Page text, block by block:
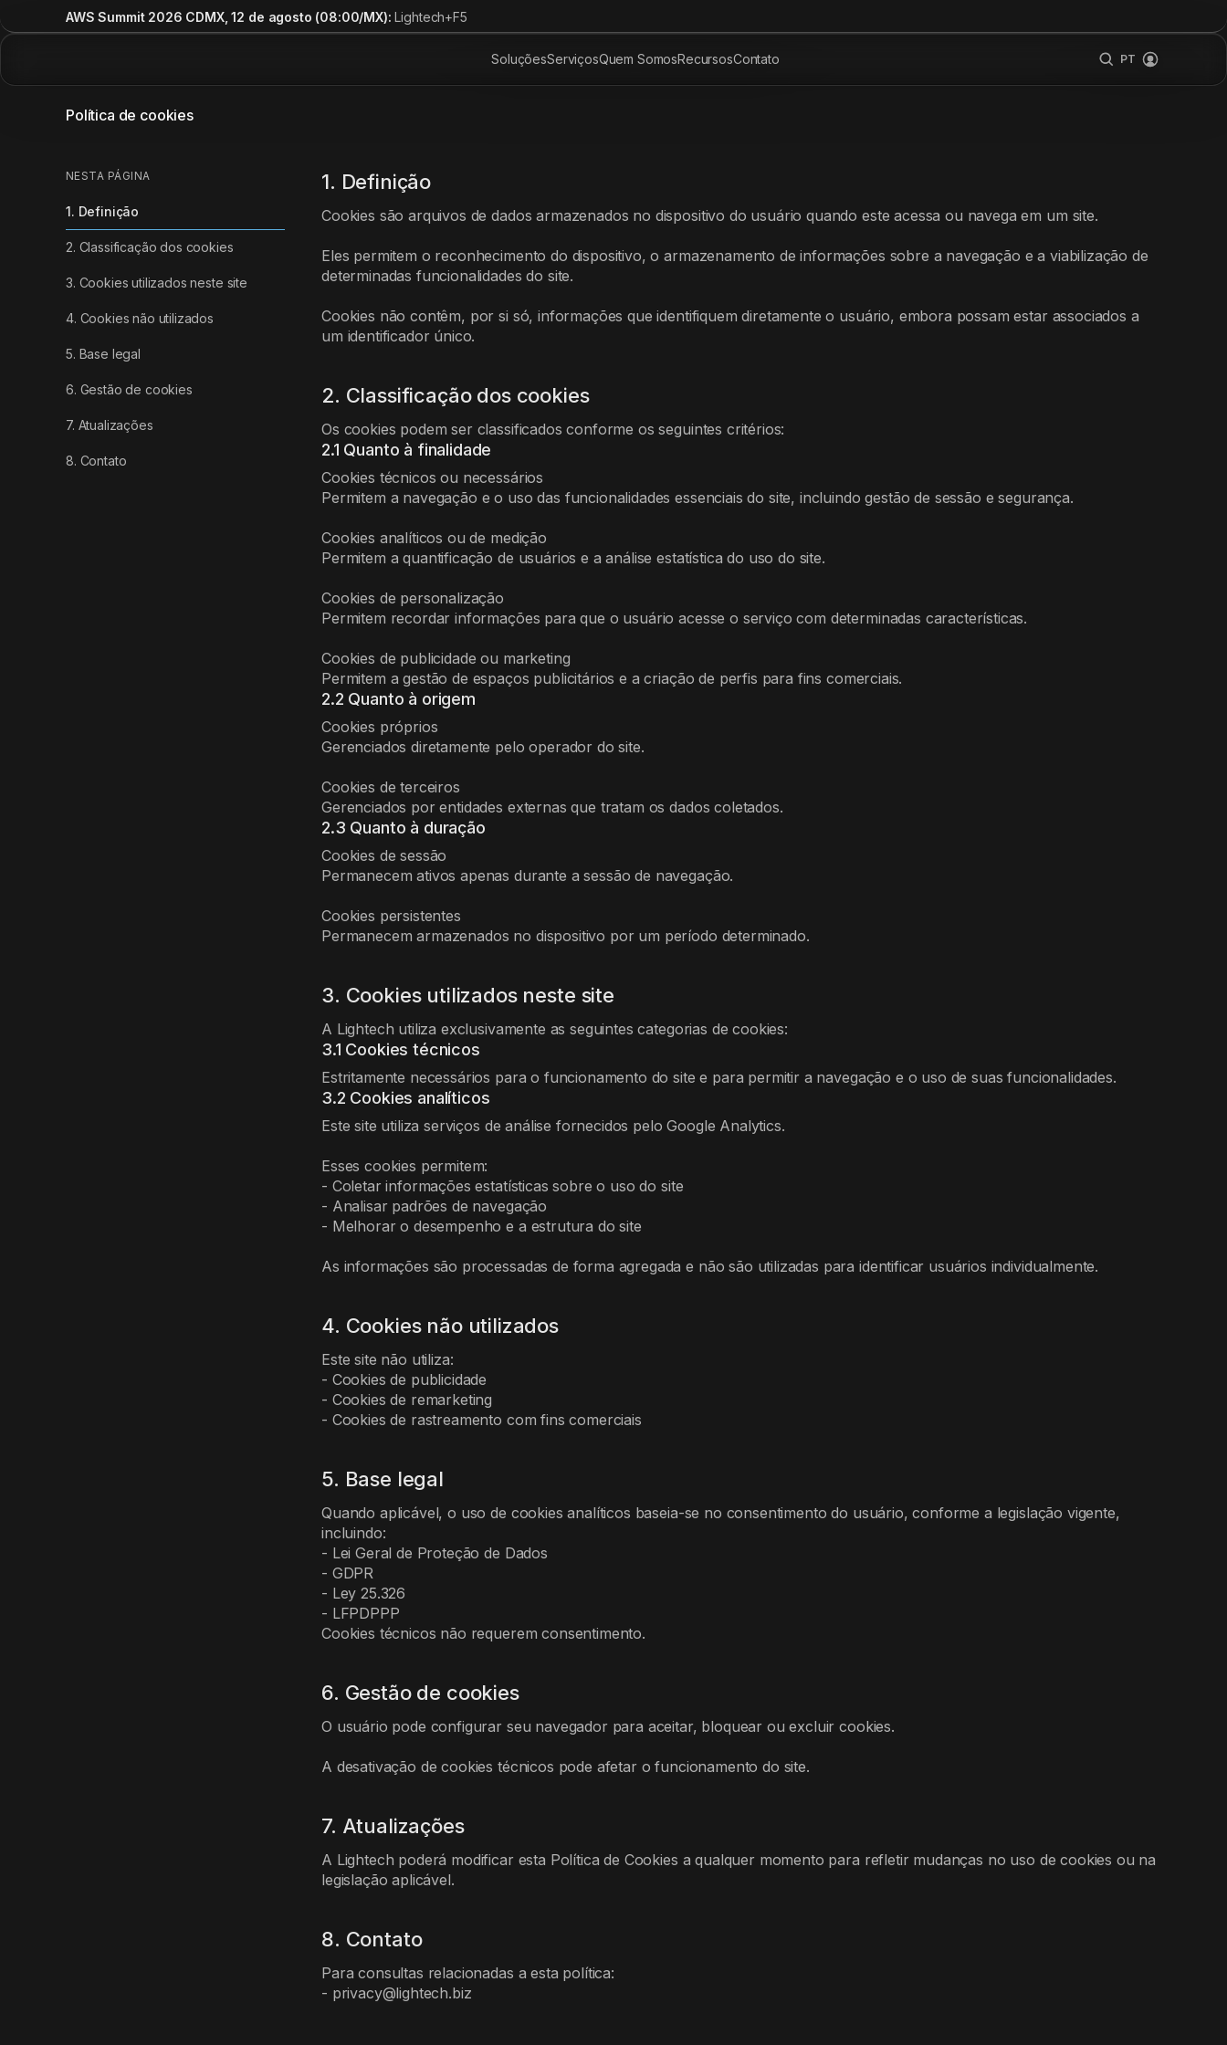
AWS Summit 2026 CDMX, 12 de agosto (08:00/MX): Lightech+F5
SoluçõesServiçosQuem SomosRecursosContato PT
Política de cookies
NESTA PÁGINA
1. Definição
2. Classificação dos cookies
3. Cookies utilizados neste site
4. Cookies não utilizados
5. Base legal
6. Gestão de cookies
7. Atualizações
8. Contato
1. Definição
Cookies são arquivos de dados armazenados no dispositivo do usuário quando este acessa ou navega em um site.
Eles permitem o reconhecimento do dispositivo, o armazenamento de informações sobre a navegação e a viabilização de
determinadas funcionalidades do site.
Cookies não contêm, por si só, informações que identifiquem diretamente o usuário, embora possam estar associados a
um identificador único.
2. Classificação dos cookies
Os cookies podem ser classificados conforme os seguintes critérios:
2.1 Quanto à finalidade
Cookies técnicos ou necessários
Permitem a navegação e o uso das funcionalidades essenciais do site, incluindo gestão de sessão e segurança.
Cookies analíticos ou de medição
Permitem a quantificação de usuários e a análise estatística do uso do site.
Cookies de personalização
Permitem recordar informações para que o usuário acesse o serviço com determinadas características.
Cookies de publicidade ou marketing
Permitem a gestão de espaços publicitários e a criação de perfis para fins comerciais.
2.2 Quanto à origem
Cookies próprios
Gerenciados diretamente pelo operador do site.
Cookies de terceiros
Gerenciados por entidades externas que tratam os dados coletados.
2.3 Quanto à duração
Cookies de sessão
Permanecem ativos apenas durante a sessão de navegação.
Cookies persistentes
Permanecem armazenados no dispositivo por um período determinado.
3. Cookies utilizados neste site
A Lightech utiliza exclusivamente as seguintes categorias de cookies:
3.1 Cookies técnicos
Estritamente necessários para o funcionamento do site e para permitir a navegação e o uso de suas funcionalidades.
3.2 Cookies analíticos
Este site utiliza serviços de análise fornecidos pelo Google Analytics.
Esses cookies permitem:
- Coletar informações estatísticas sobre o uso do site
- Analisar padrões de navegação
- Melhorar o desempenho e a estrutura do site
As informações são processadas de forma agregada e não são utilizadas para identificar usuários individualmente.
4. Cookies não utilizados
Este site não utiliza:
- Cookies de publicidade
- Cookies de remarketing
- Cookies de rastreamento com fins comerciais
5. Base legal
Quando aplicável, o uso de cookies analíticos baseia-se no consentimento do usuário, conforme a legislação vigente,
incluindo:
- Lei Geral de Proteção de Dados
- GDPR
- Ley 25.326
- LFPDPPP
Cookies técnicos não requerem consentimento.
6. Gestão de cookies
O usuário pode configurar seu navegador para aceitar, bloquear ou excluir cookies.
A desativação de cookies técnicos pode afetar o funcionamento do site.
7. Atualizações
A Lightech poderá modificar esta Política de Cookies a qualquer momento para refletir mudanças no uso de cookies ou na
legislação aplicável.
8. Contato
Para consultas relacionadas a esta política:
- privacy@lightech.biz